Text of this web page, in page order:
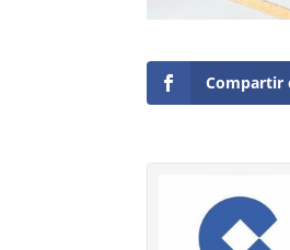
Compartir